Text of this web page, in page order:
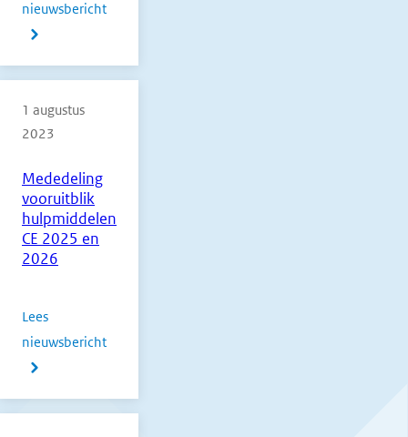
nieuwsbericht
bb
vmbo,
Mededeling
vooruitblik
hulpmiddelen
CE 2025 en
2026
1 augustus
2023
Lees
nieuwsbericht